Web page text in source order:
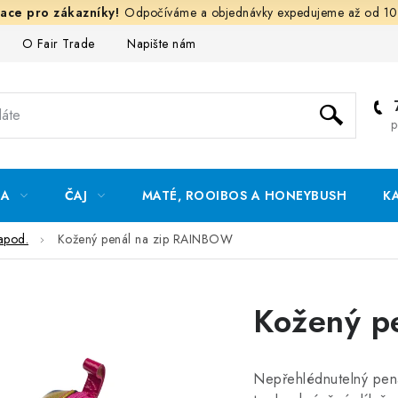
Odpočíváme a objednávky expedujeme až od
O Fair Trade
Napište nám
ČAJ MATÉ, ROOIBOS A HONEYBUSH
Kožený penál na zip RAINBOW
Kožený
Nepřehlédnutelný